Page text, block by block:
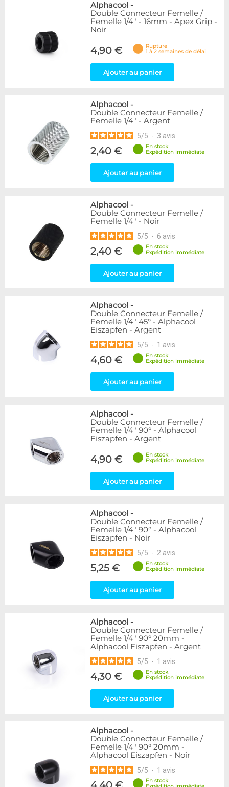
Alphacool -
Double Connecteur Femelle /
Femelle 1/4" - 16mm - Apex Grip -
Noir
4,90 €
Rupture
1 à 2 semaines de délai
Ajouter au panier
Alphacool -
Double Connecteur Femelle /
Femelle 1/4" - Argent
5/5 - 3 avis
2,40 €
En stock
Expédition immédiate
Ajouter au panier
Alphacool -
Double Connecteur Femelle /
Femelle 1/4" - Noir
5/5 - 6 avis
2,40 €
En stock
Expédition immédiate
Ajouter au panier
Alphacool -
Double Connecteur Femelle /
Femelle 1/4" 45° - Alphacool
Eiszapfen - Argent
5/5 - 1 avis
4,60 €
En stock
Expédition immédiate
Ajouter au panier
Alphacool -
Double Connecteur Femelle /
Femelle 1/4" 90° - Alphacool
Eiszapfen - Argent
4,90 €
En stock
Expédition immédiate
Ajouter au panier
Alphacool -
Double Connecteur Femelle /
Femelle 1/4" 90° - Alphacool
Eiszapfen - Noir
5/5 - 2 avis
5,25 €
En stock
Expédition immédiate
Ajouter au panier
Alphacool -
Double Connecteur Femelle /
Femelle 1/4" 90° 20mm -
Alphacool Eiszapfen - Argent
5/5 - 1 avis
4,30 €
En stock
Expédition immédiate
Ajouter au panier
Alphacool -
Double Connecteur Femelle /
Femelle 1/4" 90° 20mm -
Alphacool Eiszapfen - Noir
5/5 - 1 avis
En stock